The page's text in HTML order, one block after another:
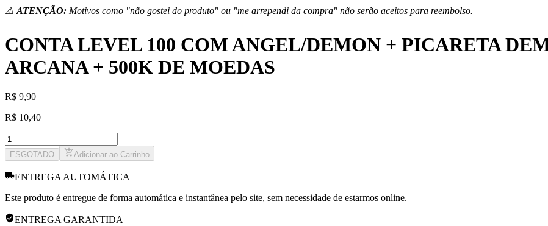
⚠️ ATENÇÃO: Motivos como "não gostei do produto" ou "me arrependi da compra" não serão aceitos para reembolso.
CONTA LEVEL 100 COM ANGEL/DEMON + PICARETA
ARCANA + 500K DE MOEDAS
R$ 9,90
R$ 10,40
ESGOTADO Adicionar ao Carrinho
ENTREGA AUTOMÁTICA
Este produto é entregue de forma automática e instantânea pelo site, sem necessidade de estarmos online.
ENTREGA GARANTIDA